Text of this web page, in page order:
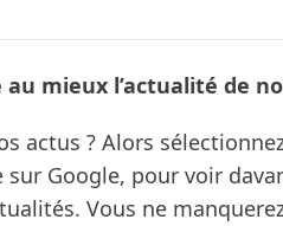
mieux l’actualité de
actus ? Alors
Google, pour voir
Vous ne